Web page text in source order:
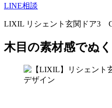
LINE相談
LIXIL リシェント玄関ドア3
木目の素材感でぬ